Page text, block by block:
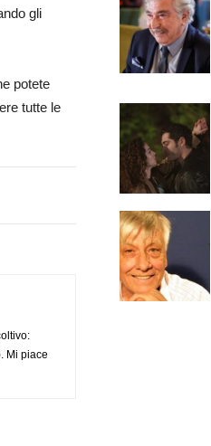
gli
potete
tutte le
Mi piace